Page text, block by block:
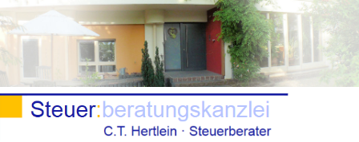
Steuerberatungskanzlei C.T. Hertlein
Sie steuern, wir beraten